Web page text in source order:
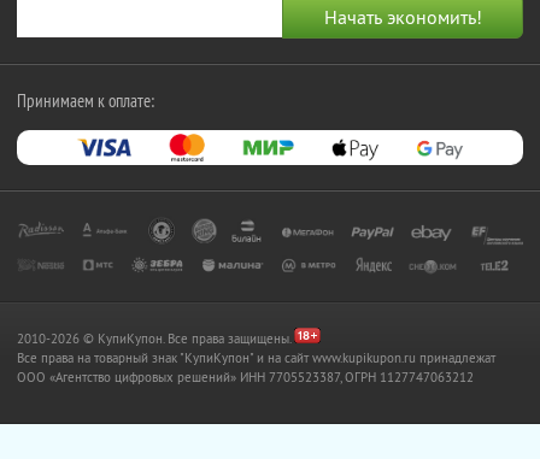
Принимаем к оплате:
2010-2026 © КупиКупон. Все права защищены.
Все права на товарный знак "КупиКупон" и на сайт www.kupikupon.ru принадлежат
OOO «Агентство цифровых решений» ИНН 7705523387, ОГРН 1127747063212